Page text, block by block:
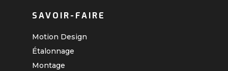
SAVOIR-FAIRE
Motion Design
Étalonnage
Montage